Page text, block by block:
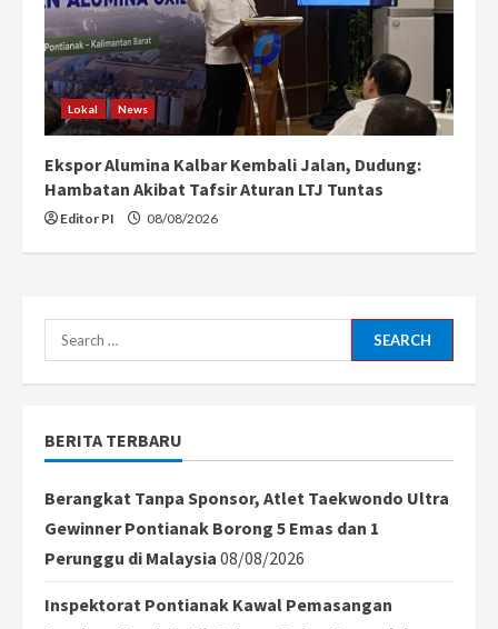
Lokal News
Ekspor Alumina Kalbar Kembali Jalan, Dudung:
Hambatan Akibat Tafsir Aturan LTJ Tuntas
Editor PI 08/08/2026
Search
for:
BERITA TERBARU
Berangkat Tanpa Sponsor, Atlet Taekwondo Ultra
Gewinner Pontianak Borong 5 Emas dan 1
Perunggu di Malaysia 08/08/2026
Inspektorat Pontianak Kawal Pemasangan